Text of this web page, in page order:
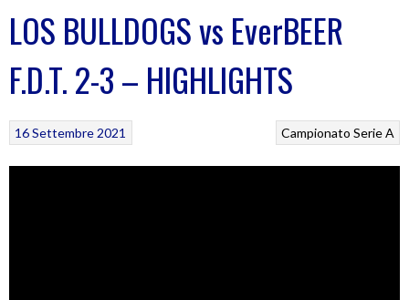
LOS BULLDOGS vs EverBEER
F.D.T. 2-3 – HIGHLIGHTS
Campionato Serie A
16 Settembre 2021